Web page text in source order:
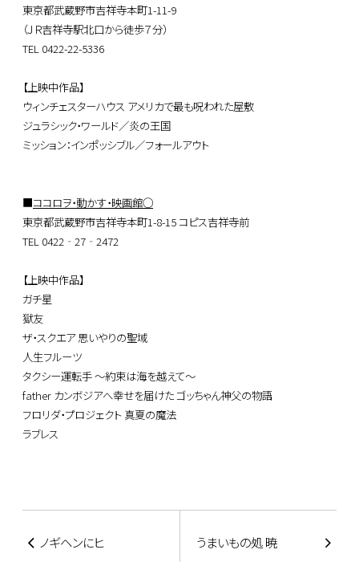
東京都武蔵野市吉祥寺本町1-11-9
（ＪＲ吉祥寺駅北口から徒歩７分）
TEL 0422-22-5336
【上映中作品】
ウィンチェスターハウス アメリカで最も呪われた屋敷
ジュラシック・ワールド／炎の王国
ミッション：インポッシブル／フォールアウト
■ココロヲ・動かす・映画館◯
東京都武蔵野市吉祥寺本町1-8-15 コピス吉祥寺前
TEL 0422‐27‐2472
【上映中作品】
ガチ星
獄友
ザ・スクエア 思いやりの聖域
人生フルーツ
タクシー運転手 ～約束は海を越えて～
father カンボジアへ幸せを届けた ゴッちゃん神父の物語
フロリダ・プロジェクト 真夏の魔法
ラブレス
ノギヘンにヒ うまいもの処 暁